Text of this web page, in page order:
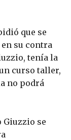
que se
su contra
tenía la
curso taller,
no podrá
se